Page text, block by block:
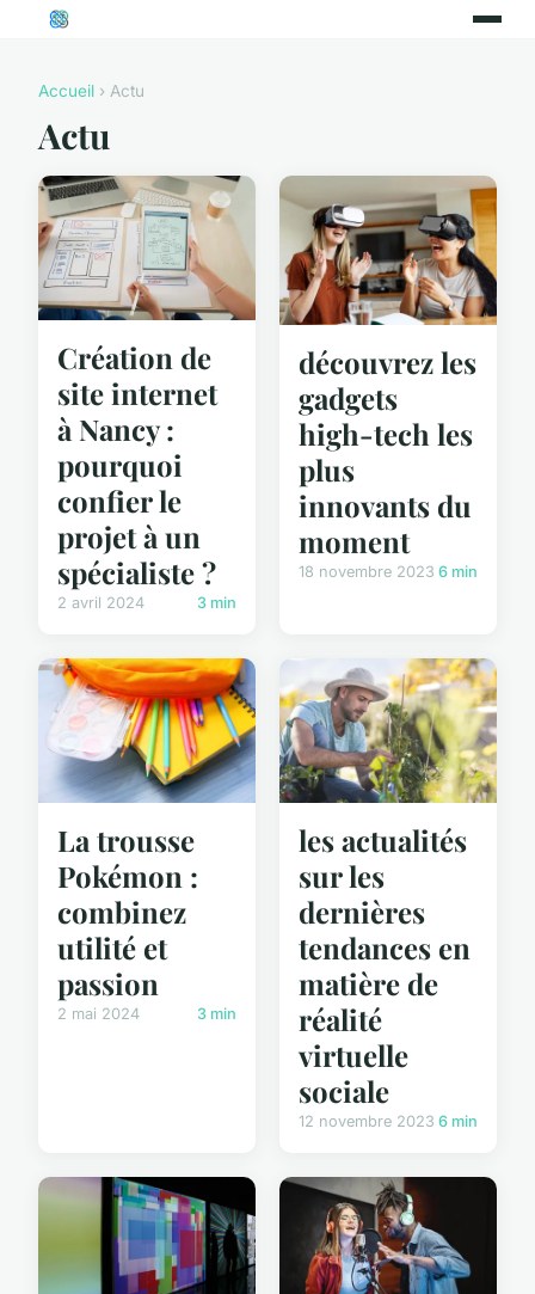
Accueil › Actu
Actu
Création de
site internet
à Nancy :
pourquoi
confier le
projet à un
spécialiste ?
2 avril 2024 3 min
découvrez les
gadgets
high-tech les
plus
innovants du
moment
18 novembre 2023 6 min
La trousse
Pokémon :
combinez
utilité et
passion
2 mai 2024 3 min
les actualités
sur les
dernières
tendances en
matière de
réalité
virtuelle
sociale
12 novembre 2023 6 min